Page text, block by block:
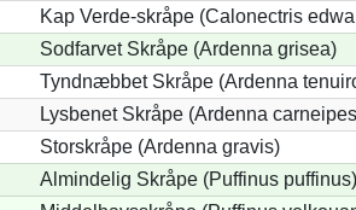
Kap Verde-skråpe (Calonectris
Sodfarvet Skråpe (Ardenna grisea)
Tyndnæbbet Skråpe (Ardenna
Lysbenet Skråpe (Ardenna
Storskråpe (Ardenna gravis)
Almindelig Skråpe (Puffinus puffinus)